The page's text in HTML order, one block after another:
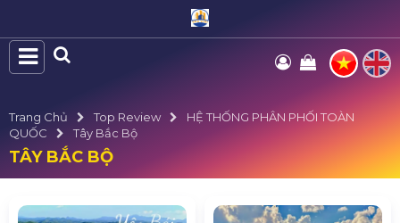
Trang Chủ Top Review
HỆ THỐNG PHÂN PHỐI TOÀN
QUỐC
Tây Bắc Bộ
TÂY BẮC BỘ